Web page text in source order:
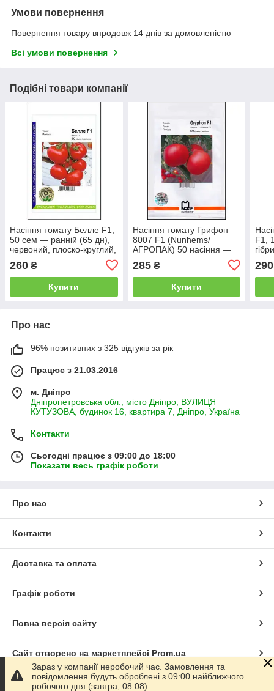
Умови повернення
Повернення товару впродовж 14 днів за домовленістю
Всі умови повернення
Подібні товари компанії
Насіння томату Белле F1,
50 сем — ранній (65 дн),
червоний, плоско-круглий,
Zaden
260 ₴
Купити
Насіння томату Грифон
8007 F1 (Nunhems/
АГРОПАК) 50 насіння —
раннє, округло-плоский,
РОЗОВИЙ,
індитермінантне.
285₴
Купити
F1,
290
Про нас
96% позитивних з 325 відгуків за рік
Працює з 21.03.2016
м. Дніпро
Дніпропетровська обл., місто Дніпро, ВУЛИЦЯ
КУТУЗОВА, будинок 16, квартира 7, Дніпро, Україна
Контакти
Сьогодні працює з 09:00 до 18:00
Показати весь графік роботи
Про нас
Контакти
Доставка та оплата
Графік роботи
Повна версія сайту
Сайт створено на маркетплейсі Prom.ua
Політика конфіденційності
Зараз у компанії неробочий час. Замовлення та
повідомлення будуть оброблені з 09:00 найближчого
робочого дня (завтра, 08.08).